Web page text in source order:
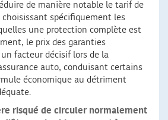
de manière notable le tarif de
choisissant spécifiquement les
une protection complète est
le prix des garanties
facteur décisif lors de la
auto, conduisant certains
économique au détriment
risqué de circuler normalement